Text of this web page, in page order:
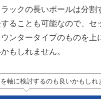
ックの長いポールは分割
ることも可能なので、セ
ンタータイプのものを上
もしれません。
軸に検討するのも良いかもしれ